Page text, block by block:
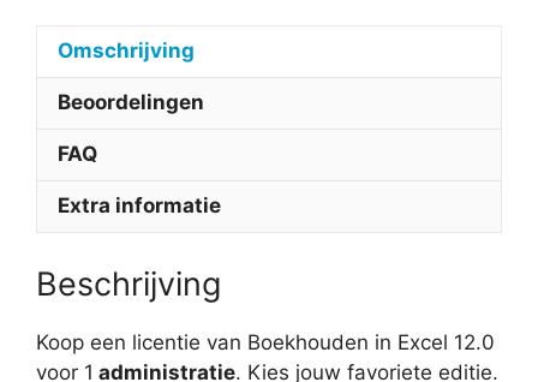
Omschrijving
Beoordelingen
FAQ
Extra informatie
Beschrijving
Koop een licentie van Boekhouden in Excel 12.0
voor 1 administratie. Kies jouw favoriete editie.